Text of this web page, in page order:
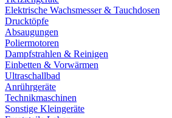
Elektrische Wachsmesser & Tauchdosen
Drucktöpfe
Absaugungen
Poliermotoren
Dampfstrahlen & Reinigen
Einbetten & Vorwärmen
Ultraschallbad
Anrührgeräte
Technikmaschinen
Sonstige Kleingeräte